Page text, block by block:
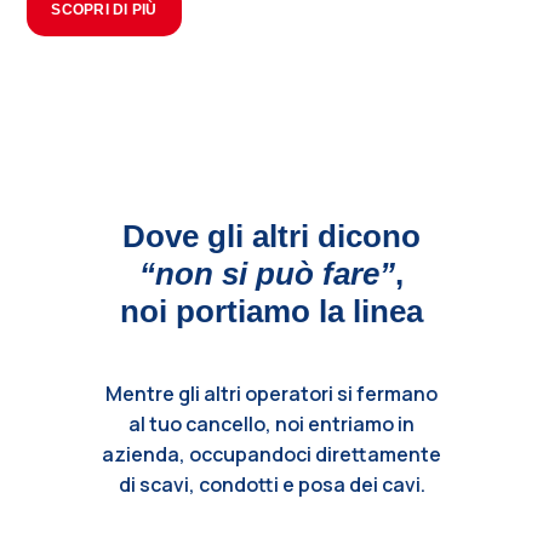
SCOPRI DI PIÙ
Dove gli altri dicono
“non si può fare”,
noi portiamo la linea
Mentre gli altri operatori si fermano
al tuo cancello, noi entriamo in
azienda, occupandoci direttamente
di scavi, condotti e posa dei cavi.